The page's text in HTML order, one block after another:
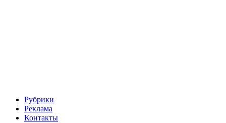
Рубрики
Реклама
Контакты